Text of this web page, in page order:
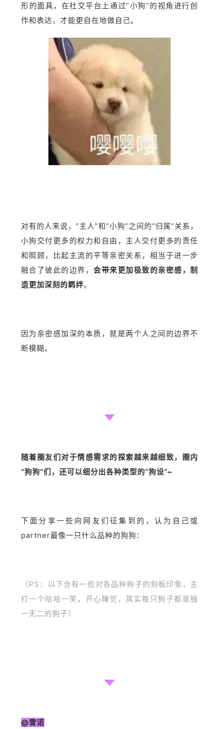
形的面具，在社交平台上通过“小狗”的视角进行创
作和表达，才能更自在地做自己。
对有的人来说，“主人”和“小狗”之间的“归属”关系，
小狗交付更多的权力和自由，主人交付更多的责任
和照顾，比起主流的平等亲密关系，相当于进一步
融合了彼此的边界，会带来更加极致的亲密感，制
造更加深刻的羁绊。
因为亲密感加深的本质，就是两个人之间的边界不
断模糊。
随着圈友们对于情感需求的探索越来越细致，圈内
“狗狗”们，还可以细分出各种类型的“狗设”~
下面分享一些向网友们征集到的，认为自己或
partner最像一只什么品种的狗狗：
（PS：以下含有一些对各品种狗子的刻板印象，主
打一个哈哈一笑，开心睡觉，其实每只狗子都是独
一无二的狗子）
@雪诺